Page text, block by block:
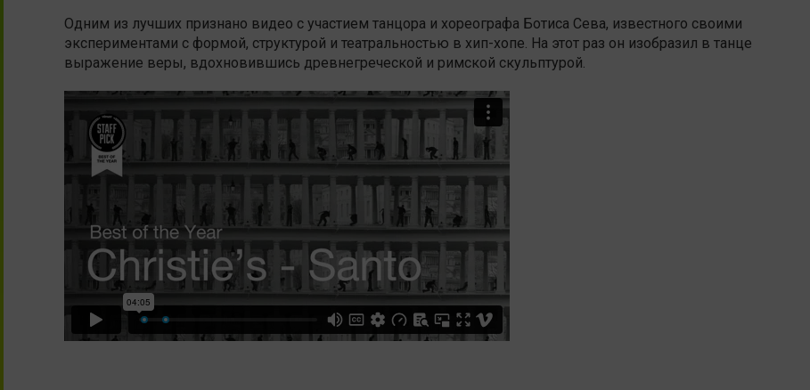
Одним из лучших признано видео с участием танцора и хореографа Ботиса Сева, известного своими
экспериментами с формой, структурой и театральностью в хип-хопе. На этот раз он изобразил в танце
выражение веры, вдохновившись древнегреческой и римской скульптурой.